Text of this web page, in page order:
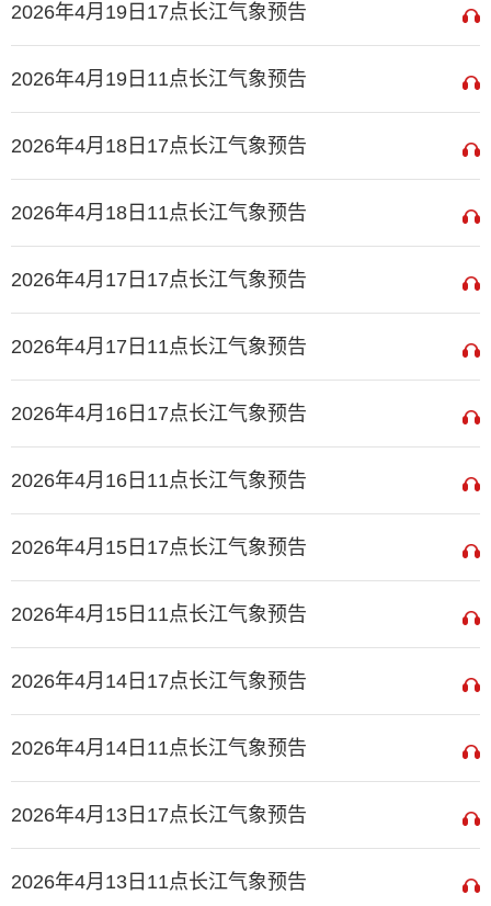
2026年4月19日17点长江气象预告
2026年4月19日11点长江气象预告
2026年4月18日17点长江气象预告
2026年4月18日11点长江气象预告
2026年4月17日17点长江气象预告
2026年4月17日11点长江气象预告
2026年4月16日17点长江气象预告
2026年4月16日11点长江气象预告
2026年4月15日17点长江气象预告
2026年4月15日11点长江气象预告
2026年4月14日17点长江气象预告
2026年4月14日11点长江气象预告
2026年4月13日17点长江气象预告
2026年4月13日11点长江气象预告